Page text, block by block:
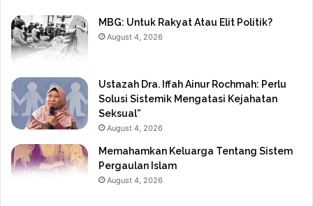
MBG: Untuk Rakyat Atau Elit Politik?
August 4, 2026
Ustazah Dra. Iffah Ainur Rochmah: Perlu
Solusi Sistemik Mengatasi Kejahatan
Seksual”
August 4, 2026
Memahamkan Keluarga Tentang Sistem
Pergaulan Islam
August 4, 2026